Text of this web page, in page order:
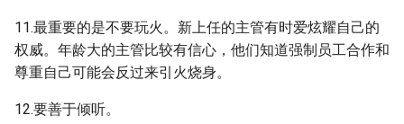
11.最重要的是不要玩火。新上任的主管有时爱炫耀自己的
权威。年龄大的主管比较有信心，他们知道强制员工合作和
尊重自己可能会反过来引火烧身。
12.要善于倾听。